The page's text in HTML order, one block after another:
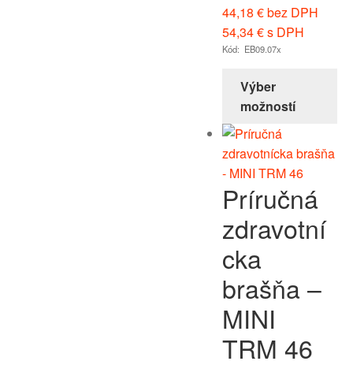
44,18 €bez DPH
54,34€s DPH
Kód: EB09.07x
Výber
možností
Príručná
zdravotní
cka
brašňa –
MINI
TRM 46